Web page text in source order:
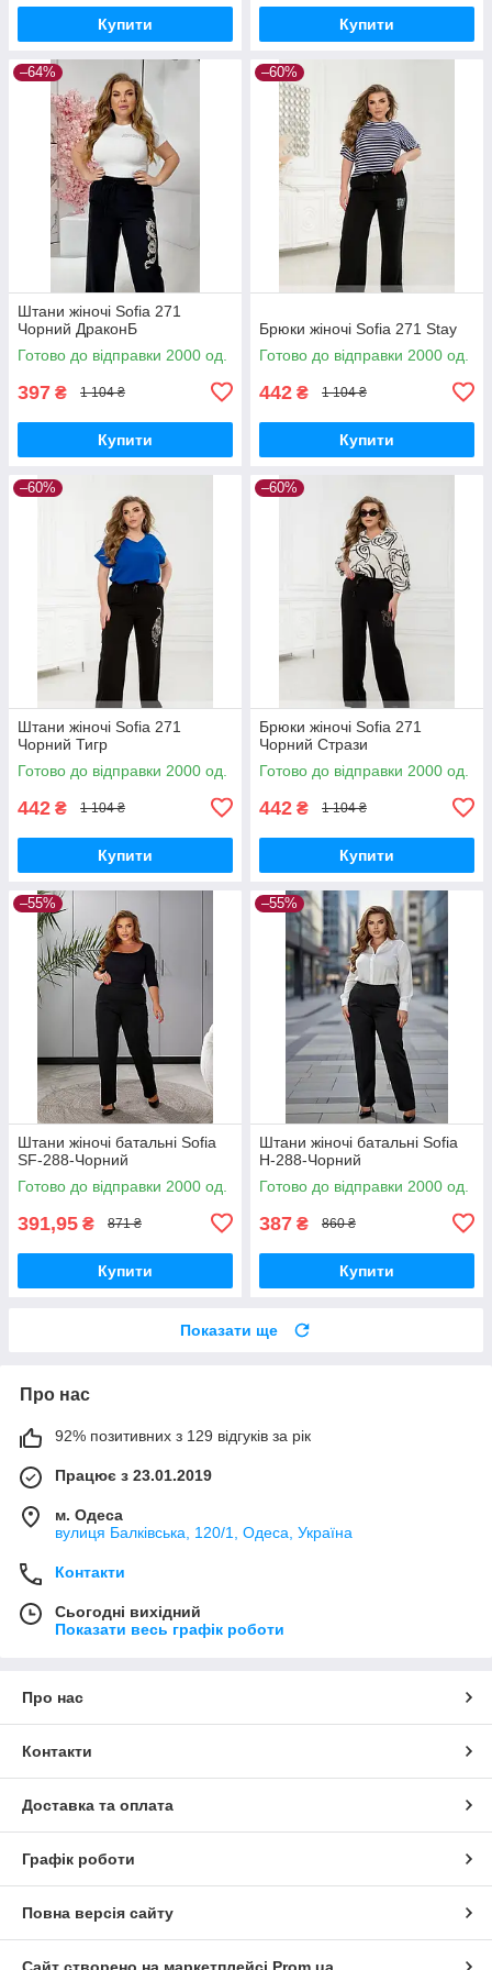
Купити Купити
–64%
Штани жіночі Sofia 271
Чорний ДраконБ
Готово до відправки 2000 од.
397 ₴ 1 104 ₴
Купити
–60%
Брюки жіночі Sofia 271 Stay
Готово до відправки 2000 од.
442 ₴ 1 104 ₴
Купити
–60%
Штани жіночі Sofia 271
Чорний Тигр
Готово до відправки 2000 од.
442 ₴ 1 104 ₴
Купити
–60%
Брюки жіночі Sofia 271
Чорний Стрази
Готово до відправки 2000 од.
442 ₴ 1 104 ₴
Купити
–55%
Штани жіночі батальні Sofia
SF-288-Чорний
Готово до відправки 2000 од.
391,95 ₴ 871 ₴
Купити
–55%
Штани жіночі батальні Sofia
Н-288-Чорний
Готово до відправки 2000 од.
387 ₴ 860 ₴
Купити
Показати ще
Про нас
92% позитивних з 129 відгуків за рік
Працює з 23.01.2019
м. Одеса
вулиця Балківська, 120/1, Одеса, Україна
Контакти
Сьогодні вихідний
Показати весь графік роботи
Про нас
Контакти
Доставка та оплата
Графік роботи
Повна версія сайту